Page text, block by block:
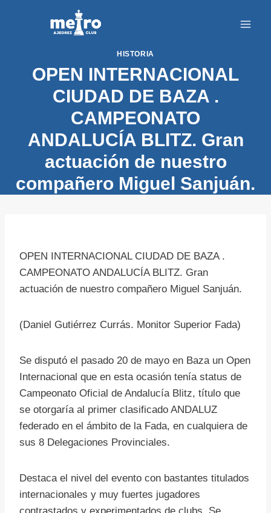
HISTORIA
OPEN INTERNACIONAL
CIUDAD DE BAZA .
CAMPEONATO
ANDALUCÍA BLITZ. Gran
actuación de nuestro
compañero Miguel Sanjuán.
OPEN INTERNACIONAL CIUDAD DE BAZA .
CAMPEONATO ANDALUCÍA BLITZ. Gran
actuación de nuestro compañero Miguel Sanjuán.
(Daniel Gutiérrez Currás. Monitor Superior Fada)
Se disputó el pasado 20 de mayo en Baza un Open
Internacional que en esta ocasión tenía status de
Campeonato Oficial de Andalucía Blitz, título que
se otorgaría al primer clasificado ANDALUZ
federado en el ámbito de la Fada, en cualquiera de
sus 8 Delegaciones Provinciales.
Destaca el nivel del evento con bastantes titulados
internacionales y muy fuertes jugadores